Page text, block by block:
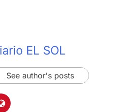
EL SOL
See author's posts